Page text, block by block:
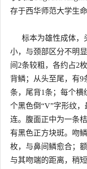
存于西华师范大学生
标本为雄性成体，
小，与颈部区分不明
间2条较粗，各约占2
背鳞；从头至尾，有
条，尾背1条；每个横
个黑色倒“V”字形纹
连。腹面正中为一条
有黑色正方块斑。吻
枚，与鼻间鳞愈合；
与其吻端的距离，稍